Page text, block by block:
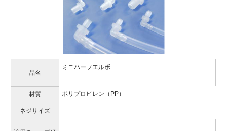
品名
ミニハーフエルボ
材質 ポリプロピレン（PP）
ネジサイズ